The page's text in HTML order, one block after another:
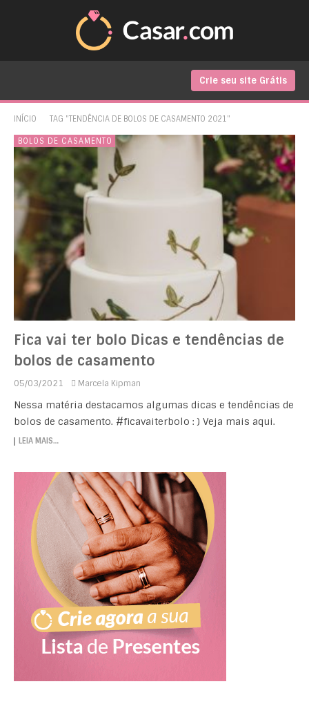
Crie seu site Grátis
INÍCIO TAG "TENDÊNCIA DE BOLOS DE CASAMENTO 2021"
BOLOS DE CASAMENTO
Fica vai ter bolo Dicas e tendências de
bolos de casamento
05/03/2021 Marcela Kipman
Nessa matéria destacamos algumas dicas e tendências de
bolos de casamento. #ficavaiterbolo : ) Veja mais aqui.
LEIA MAIS…